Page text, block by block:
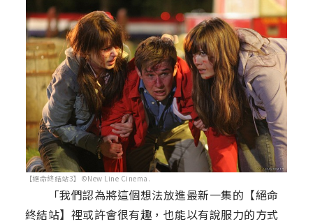
【絕命終結站3】©New Line Cinema.
「我們認為將這個想法放進最新一集的【絕命
終結站】裡或許會很有趣，也能以有說服力的方式